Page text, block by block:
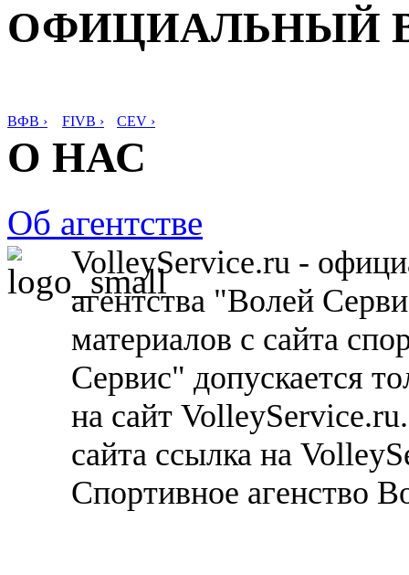
ОФИЦИАЛЬНЫЙ
ВФВ › FIVB › CEV ›
О НАС
Об агентстве
VolleyService.ru -
агентства "Волей
материалов с сайта
Сервис" допускается
на сайт
сайта ссылка на
Спортивное агенство